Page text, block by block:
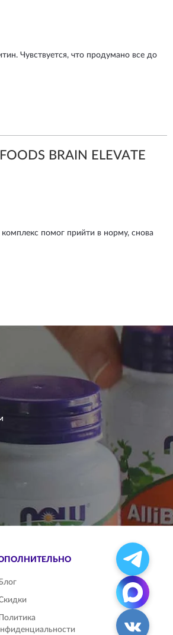
Чувствуется, что продумано все до
BRAIN ELEVATE
помог прийти в норму, снова
Блог
Политика